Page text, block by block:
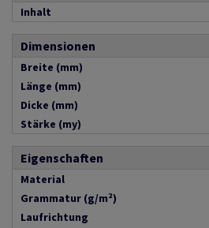
Inhalt
Dimensionen
Breite (mm)
Länge (mm)
Dicke (mm)
Stärke (my)
Eigenschaften
Material
Grammatur (g/m²)
Laufrichtung